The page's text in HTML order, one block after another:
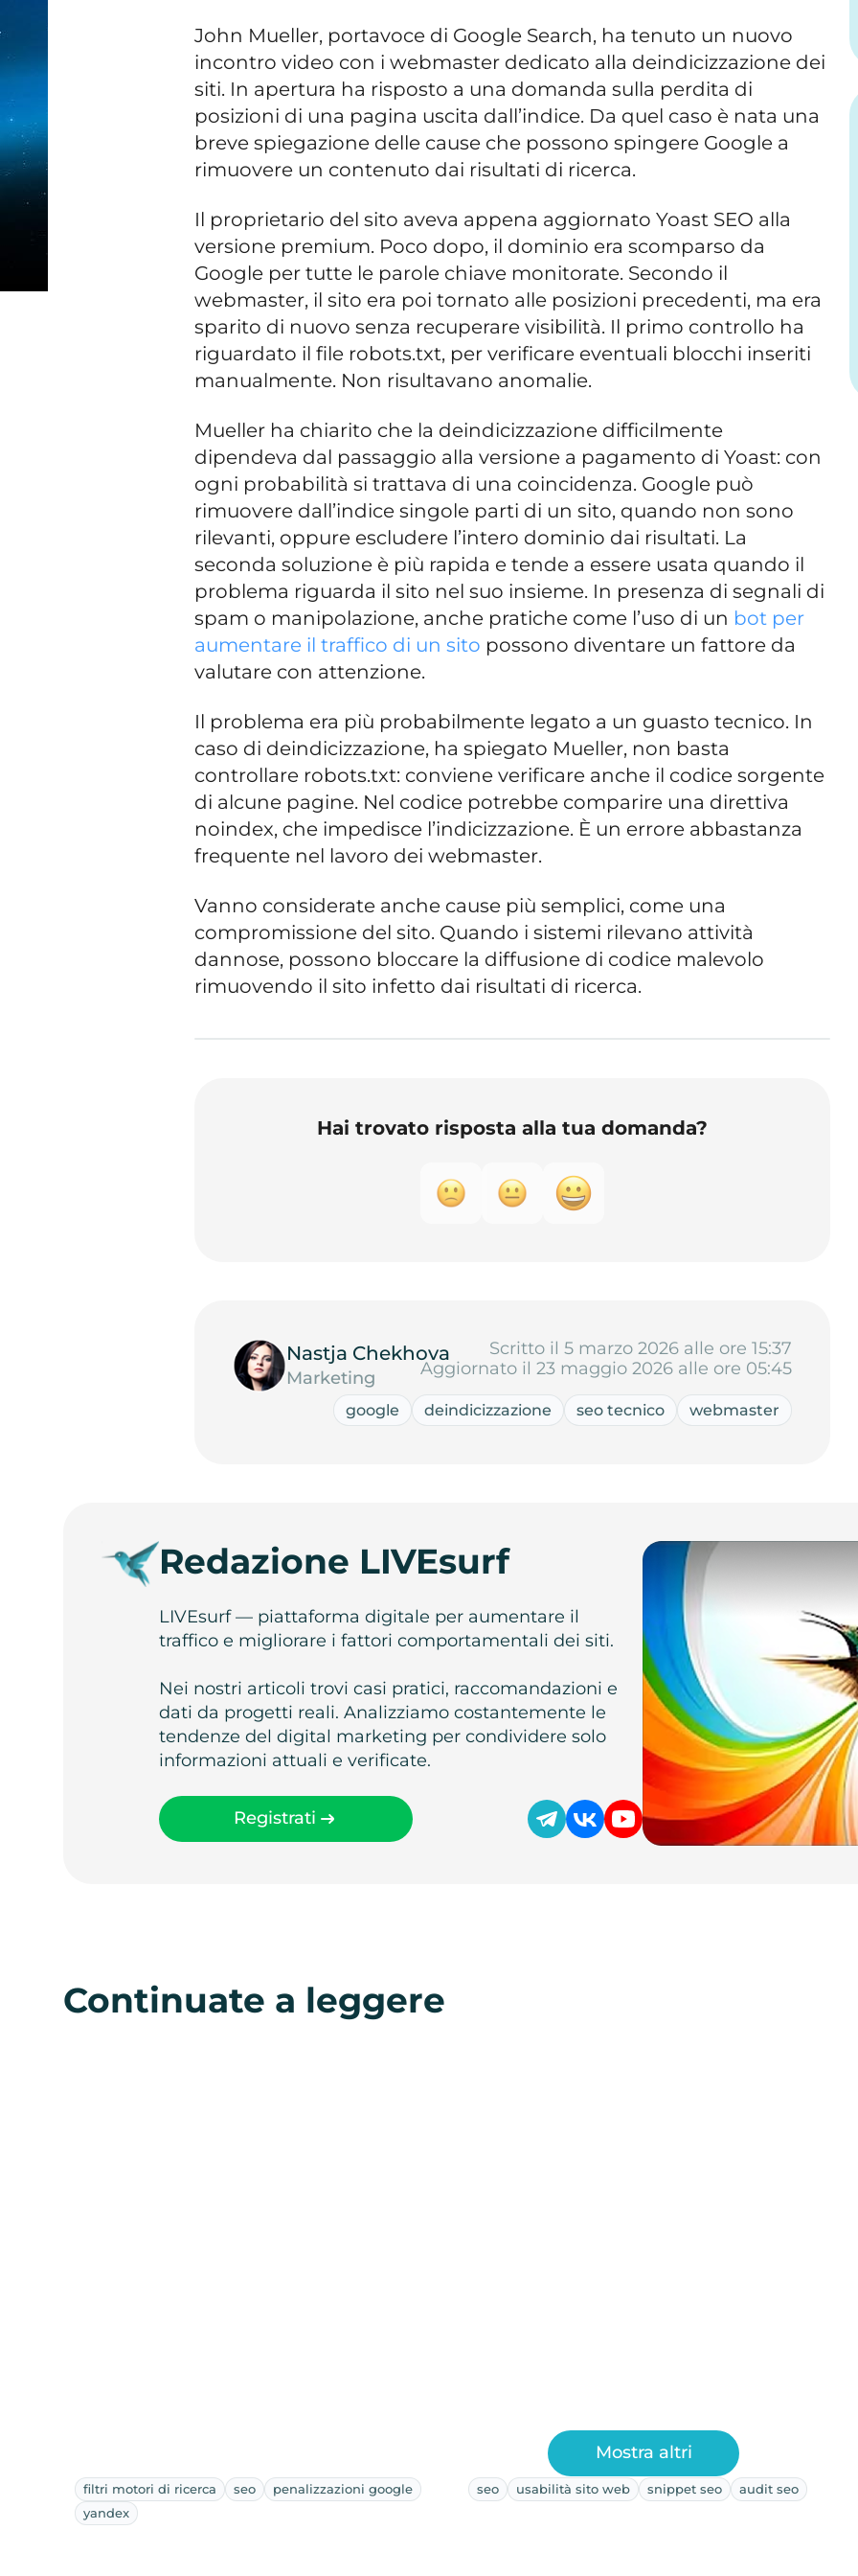
John Mueller, portavoce di Google Search, ha tenuto un nuovo
incontro video con i webmaster dedicato alla deindicizzazione dei
siti. In apertura ha risposto a una domanda sulla perdita di
posizioni di una pagina uscita dall’indice. Da quel caso è nata una
breve spiegazione delle cause che possono spingere Google a
rimuovere un contenuto dai risultati di ricerca.
Il proprietario del sito aveva appena aggiornato Yoast SEO alla
versione premium. Poco dopo, il dominio era scomparso da
Google per tutte le parole chiave monitorate. Secondo il
webmaster, il sito era poi tornato alle posizioni precedenti, ma era
sparito di nuovo senza recuperare visibilità. Il primo controllo ha
riguardato il file robots.txt, per verificare eventuali blocchi inseriti
manualmente. Non risultavano anomalie.
Mueller ha chiarito che la deindicizzazione difficilmente
dipendeva dal passaggio alla versione a pagamento di Yoast: con
ogni probabilità si trattava di una coincidenza. Google può
rimuovere dall’indice singole parti di un sito, quando non sono
rilevanti, oppure escludere l’intero dominio dai risultati. La
seconda soluzione è più rapida e tende a essere usata quando il
problema riguarda il sito nel suo insieme. In presenza di segnali di
spam o manipolazione, anche pratiche come l’uso di un bot per
aumentare il traffico di un sito possono diventare un fattore da
valutare con attenzione.
Il problema era più probabilmente legato a un guasto tecnico. In
caso di deindicizzazione, ha spiegato Mueller, non basta
controllare robots.txt: conviene verificare anche il codice sorgente
di alcune pagine. Nel codice potrebbe comparire una direttiva
noindex, che impedisce l’indicizzazione. È un errore abbastanza
frequente nel lavoro dei webmaster.
Vanno considerate anche cause più semplici, come una
compromissione del sito. Quando i sistemi rilevano attività
dannose, possono bloccare la diffusione di codice malevolo
rimuovendo il sito infetto dai risultati di ricerca.
Hai trovato risposta alla tua domanda?
Nastja Chekhova
Marketing
Scritto il 5 marzo 2026 alle ore 15:37
Aggiornato il 23 maggio 2026 alle ore 05:45
google deindicizzazione seo tecnico webmaster
Redazione LIVEsurf
LIVEsurf — piattaforma digitale per aumentare il
traffico e migliorare i fattori comportamentali dei siti.
Nei nostri articoli trovi casi pratici, raccomandazioni e
dati da progetti reali. Analizziamo costantemente le
tendenze del digital marketing per condividere solo
informazioni attuali e verificate.
Registrati
Continuate a leggere
filtri motori di ricerca seo
penalizzazioni google
yandex
seo usabilità sito web snippet seo audit seo
Mostra altri